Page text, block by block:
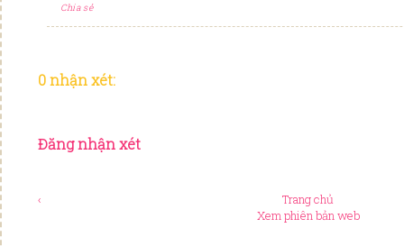
Chia sẻ
0 nhận xét:
Đăng nhận xét
‹
Trang chủ
Xem phiên bản web